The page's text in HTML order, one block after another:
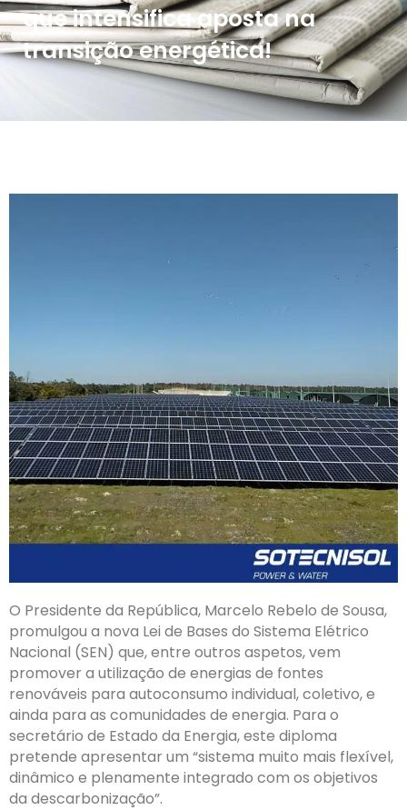
que intensifica aposta na
transição energética!
O Presidente da República, Marcelo Rebelo de Sousa,
promulgou a nova Lei de Bases do Sistema Elétrico
Nacional (SEN) que, entre outros aspetos, vem
promover a utilização de energias de fontes
renováveis para autoconsumo individual, coletivo, e
ainda para as comunidades de energia. Para o
secretário de Estado da Energia, este diploma
pretende apresentar um “sistema muito mais flexível,
dinâmico e plenamente integrado com os objetivos
da descarbonização”.